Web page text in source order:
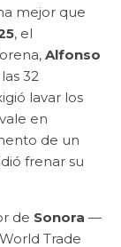
mejor que
, el
Alfonso
32
lavar los
en
de un
frenar su
de Sonora —
Trade